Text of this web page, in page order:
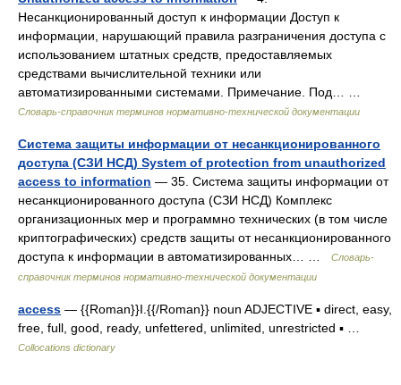
Несанкционированный доступ к информации Доступ к
информации, нарушающий правила разграничения доступа с
использованием штатных средств, предоставляемых
средствами вычислительной техники или
автоматизированными системами. Примечание. Под… …
Словарь-справочник терминов нормативно-технической документации
Система защиты информации от несанкционированного
доступа (СЗИ НСД) System of protection from unauthorized
access to information — 35. Система защиты информации от
несанкционированного доступа (СЗИ НСД) Комплекс
организационных мер и программно технических (в том числе
криптографических) средств защиты от несанкционированного
доступа к информации в автоматизированных… …
Словарь-
справочник терминов нормативно-технической документации
access — {{Roman}}I.{{/Roman}} noun ADJECTIVE ▪ direct, easy,
free, full, good, ready, unfettered, unlimited, unrestricted ▪ …
Collocations dictionary